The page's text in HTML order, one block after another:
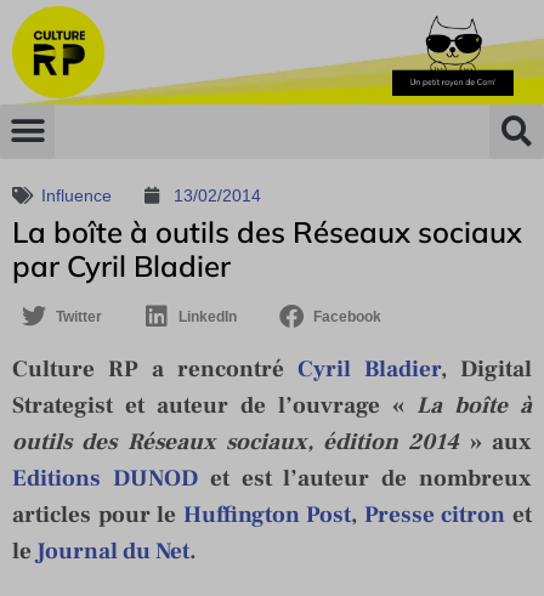
Influence 13/02/2014
La boîte à outils des Réseaux sociaux
par Cyril Bladier
Twitter LinkedIn Facebook
Culture RP a rencontré Cyril Bladier, Digital
Strategist et auteur de l’ouvrage « La boîte à
outils des Réseaux sociaux, édition 2014 » aux
Editions DUNODet est l’auteur de nombreux
articles pour le Huffington Post, Presse citron et
le Journal du Net.